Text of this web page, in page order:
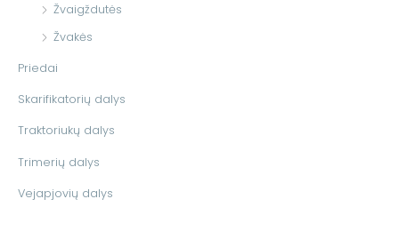
Žvaigždutės
Žvakės
Priedai
Skarifikatorių dalys
Traktoriukų dalys
Trimerių dalys
Vejapjovių dalys